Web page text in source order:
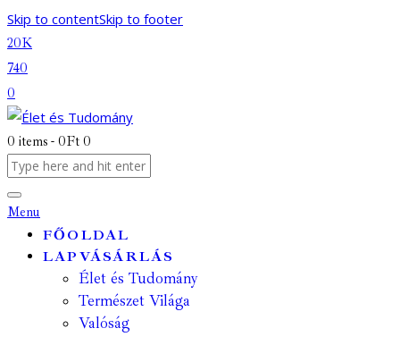
Skip to contentSkip to footer
20K
740
0
0 items - 0Ft 0
Menu
FŐOLDAL
LAPVÁSÁRLÁS
Élet és Tudomány
Természet Világa
Valóság